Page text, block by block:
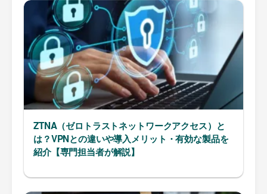
ZTNA（ゼロトラストネットワークアクセス）と
は？VPNとの違いや導入メリット・有効な製品を
紹介【専門担当者が解説】